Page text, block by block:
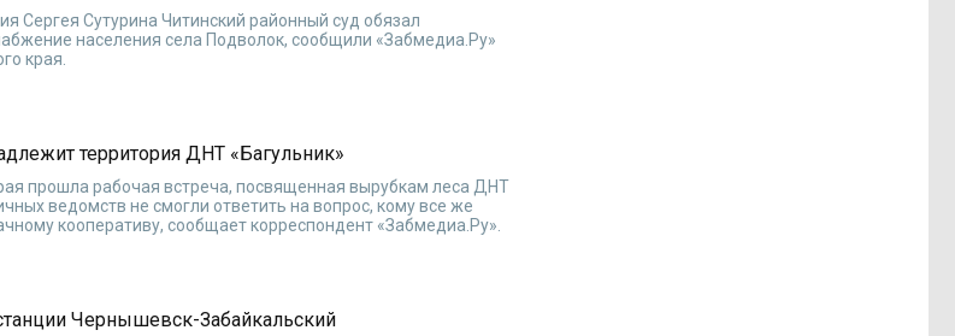
Сергея Сутурина Читинский районный суд обязал
населения села Подволок, сообщили «Забмедиа.Ру»
края.
территория ДНТ «Багульник»
прошла рабочая встреча, посвященная вырубкам леса ДНТ
ведомств не смогли ответить на вопрос, кому все же
кооперативу, сообщает корреспондент «Забмедиа.Ру».
Чернышевск-Забайкальский